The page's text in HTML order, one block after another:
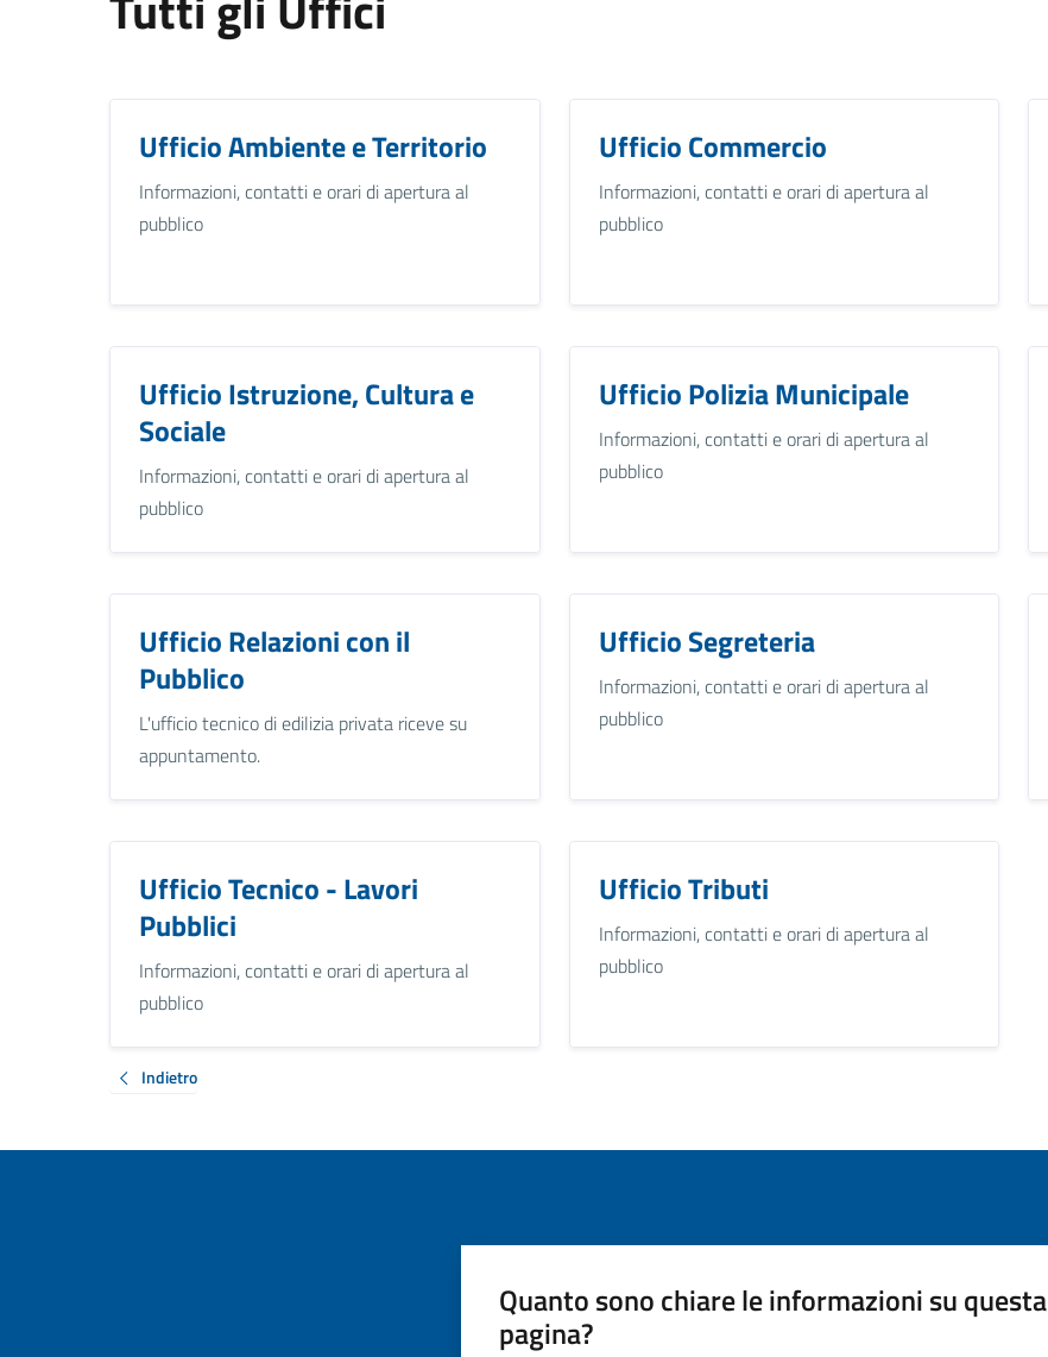
Ufficio Ambiente e Territorio
Informazioni, contatti e orari di apertura al
pubblico
Ufficio Commercio
Informazioni, contatti e orari di apertura al
pubblico
Ufficio Istruzione, Cultura e
Sociale
Informazioni, contatti e orari di apertura al
pubblico
Ufficio Polizia Municipale
Informazioni, contatti e orari di apertura al
pubblico
Ufficio Relazioni con il
Pubblico
L'ufficio tecnico di edilizia privata riceve su
appuntamento.
Ufficio Segreteria
Informazioni, contatti e orari di apertura al
pubblico
Ufficio Tecnico - Lavori
Pubblici
Informazioni, contatti e orari di apertura al
pubblico
Ufficio Tributi
Informazioni, contatti e orari di apertura al
pubblico
Indietro
Quanto sono chiare le informazioni su questa
pagina?